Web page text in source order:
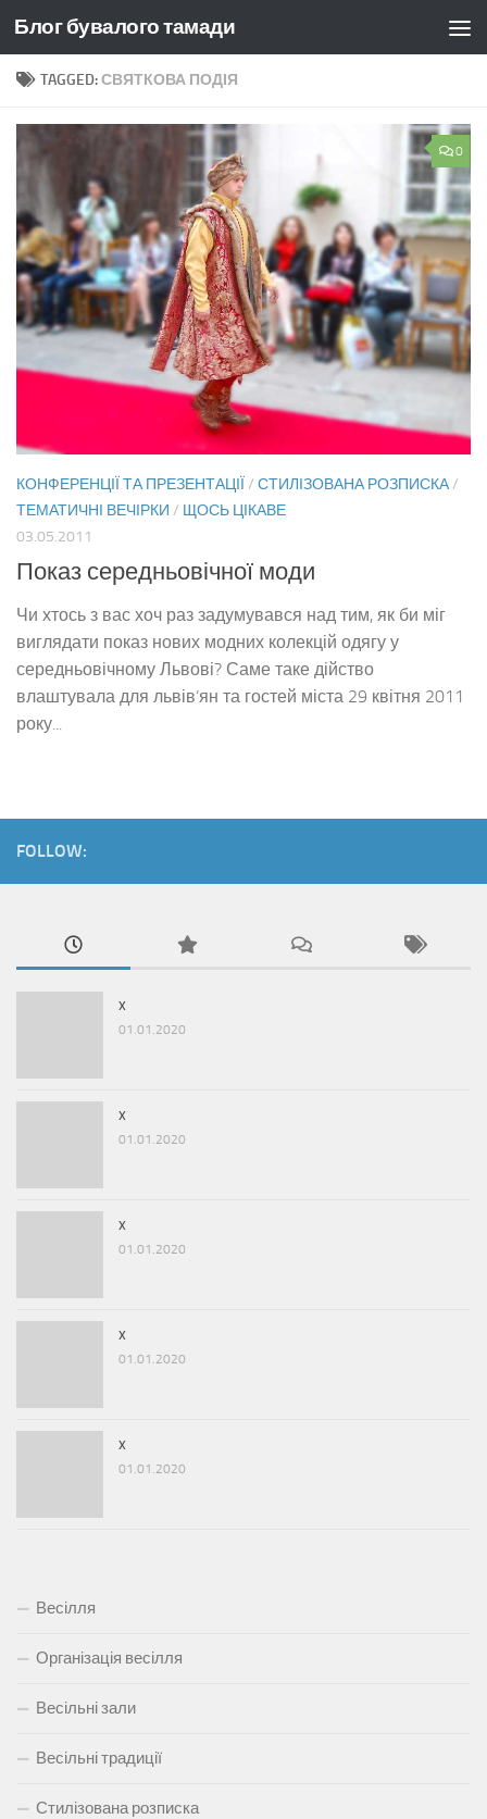
Skip to content
Блог бувалого тамади
TAGGED:СВЯТКОВА ПОДІЯ
0
КОНФЕРЕНЦІЇ ТА ПРЕЗЕНТАЦІЇ / СТИЛІЗОВАНА РОЗПИСКА/
ТЕМАТИЧНІ ВЕЧІРКИ / ЩОСЬ ЦІКАВЕ
03.05.2011
Показ середньовічної моди
Чи хтось з вас хоч раз задумувався над тим, як би міг
виглядати показ нових модних колекцій одягу у
середньовічному Львові? Саме таке дійство
влаштувала для львів’ян та гостей міста 29 квітня 2011
року...
FOLLOW:
x
01.01.2020
x
01.01.2020
x
01.01.2020
x
01.01.2020
x
01.01.2020
Весілля
Організація весілля
Весільні зали
Весільні традиції
Стилізована розписка